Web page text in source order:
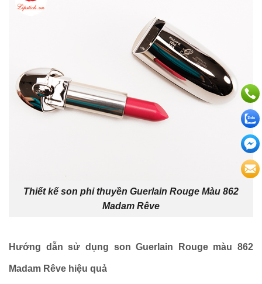
Thiết kế son phi thuyền Guerlain Rouge Màu 862
Madam Rêve
Hướng dẫn sử dụng son Guerlain Rouge màu 862
Madam Rêve hiệu quả